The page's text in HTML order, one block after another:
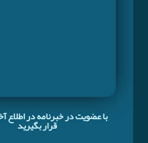
با عضویت در خبرنامه در اطلاع
قرار بگیرید